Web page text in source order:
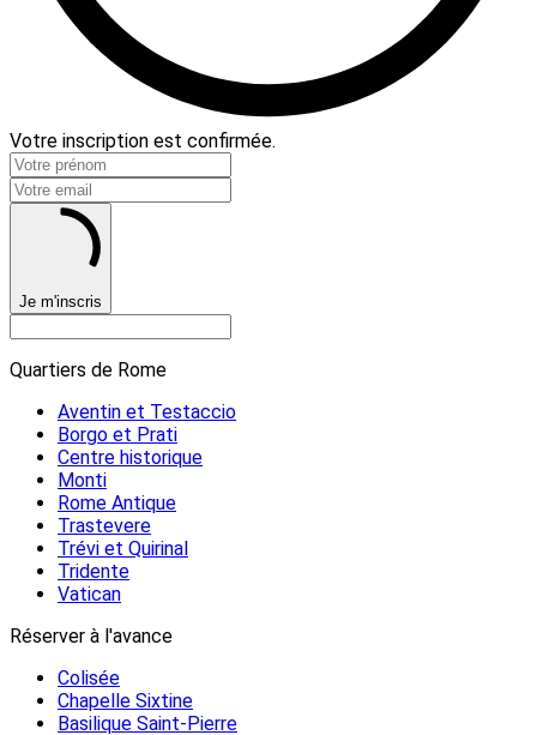
Votre inscription est confirmée.
Je m'inscris
Quartiers de Rome
Aventin et Testaccio
Borgo et Prati
Centre historique
Monti
Rome Antique
Trastevere
Trévi et Quirinal
Tridente
Vatican
Réserver à l'avance
Colisée
Chapelle Sixtine
Basilique Saint-Pierre